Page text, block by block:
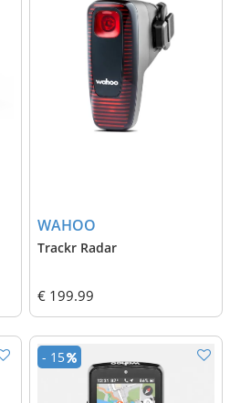
WAHOO
Trackr Radar
€ 199.99
- 15